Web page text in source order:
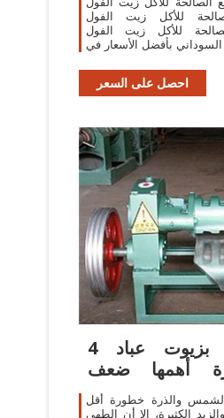
للأكل زيت الفول
للأكل زيت الفول
السوداني بأفضل الأسعار في
احصل على السعر
4 أضرار للطهى بزيوت عباد
أهمها ضعف
المناعة
والذرة خطورة أقل
الكثيرة، إلا أن الطهى